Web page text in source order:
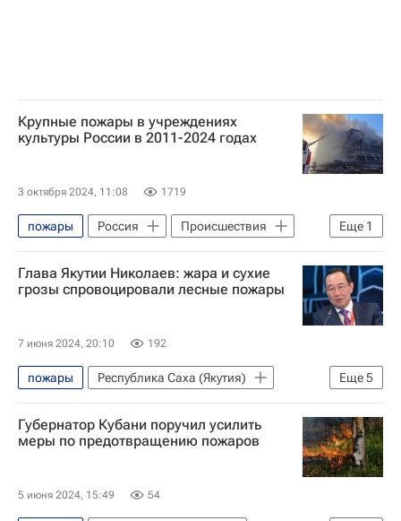
Крупные пожары в учреждениях
культуры России в 2011-2024 годах
3 октября 2024, 11:08 1719
Еще 1
пожары Россия
Происшествия
МЧС России (Министерство РФ по делам гражданской обороны, чрезвычайным ситуациям и ликвидации последствий стихийных бедствий)
Глава Якутии Николаев: жара и сухие
грозы спровоцировали лесные пожары
7 июня 2024, 20:10 192
Еще5
пожары
Республика Саха (Якутия)
Олекминский район
Айсен Николаев
Наводнения в России — 2024
Природные пожары в России
Губернатор Кубани поручил усилить
меры по предотвращению пожаров
5 июня 2024, 15:49 54